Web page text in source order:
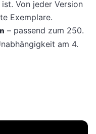
Von jeder Version
Exemplare.
– passend zum 250.
am 4.